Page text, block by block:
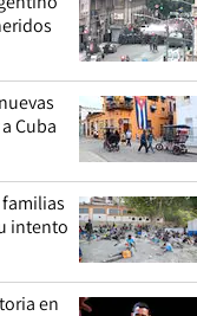
Cuba
familias
intento
en